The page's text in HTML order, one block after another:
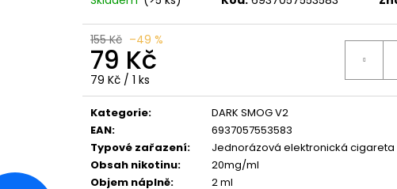
155 Kč –49 %
79 Kč
Měrná
cena:
79 Kč / 1 ks
Kategorie:
DARK SMOG V2
EAN:
6937057553583
Typové zařazení:
Jednorázová elektronická cigareta
Obsah nikotinu:
20mg/ml
Objem náplně:
2 ml
LIO POD SUMMER MIX
59 Kč
Původně: